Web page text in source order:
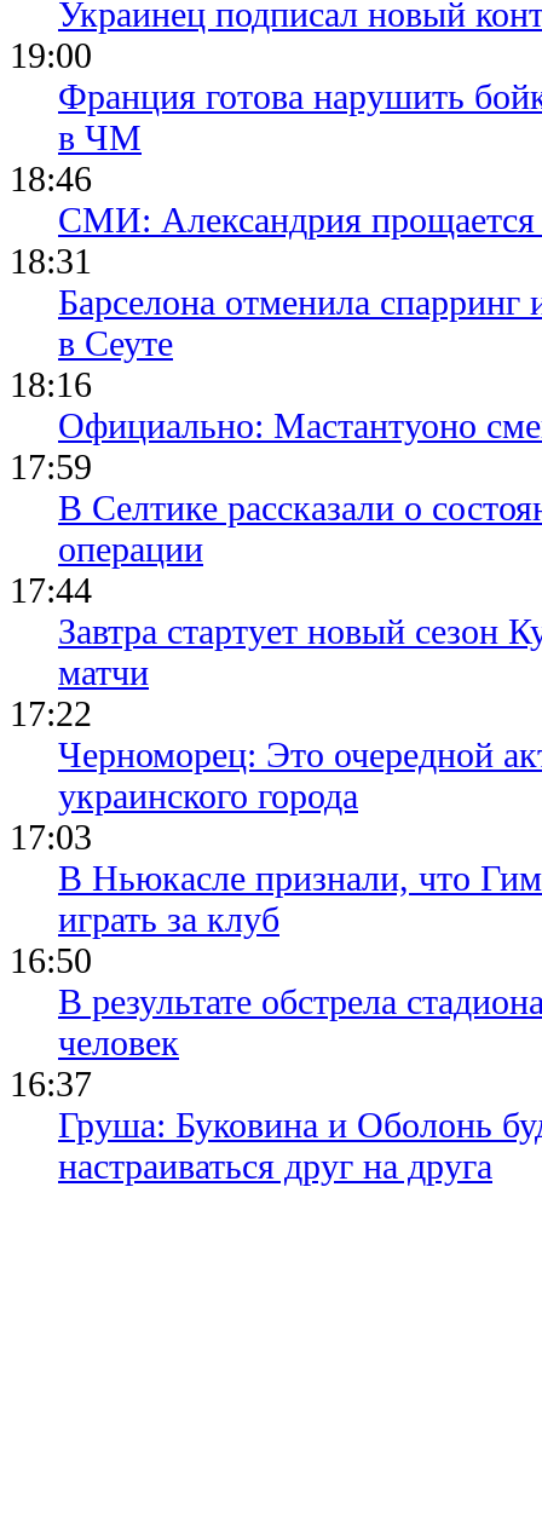
Украинец подписал новый
19:00
Франция готова нарушить
в ЧМ
18:46
СМИ: Александрия
18:31
Барселона отменила спарринг
в Сеуте
18:16
Официально: Мастантуоно
17:59
В Селтике рассказали о
операции
17:44
Завтра стартует новый сезон
матчи
17:22
Черноморец: Это очередной
украинского города
17:03
В Ньюкасле признали, что
играть за клуб
16:50
В результате обстрела
человек
16:37
Груша: Буковина и Оболонь
настраиваться друг на друга